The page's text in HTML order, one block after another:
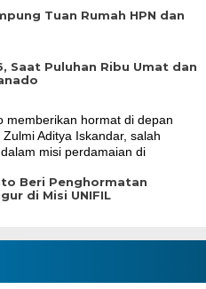
Tuan Rumah HPN dan
Saat Puluhan Ribu Umat dan
Beri Penghormatan
di Misi UNIFIL